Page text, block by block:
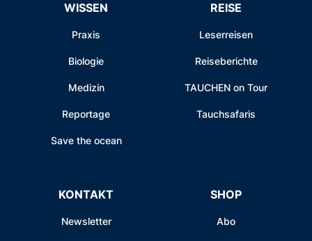
WISSEN
Praxis
Biologie
Medizin
Reportage
Save the ocean
REISE
Leserreisen
Reiseberichte
TAUCHEN on Tour
Tauchsafaris
KONTAKT
Newsletter
SHOP
Abo